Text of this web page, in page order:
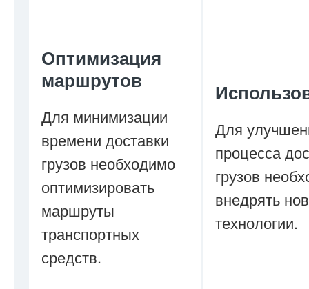
Оптимизация
маршрутов
Для минимизации
времени доставки
грузов необходимо
оптимизировать
маршруты
транспортных
средств.
Для
процесса
грузов
внедрять
технологии.